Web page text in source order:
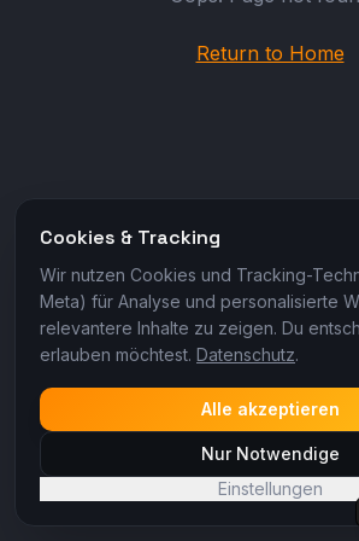
Return to Home
Cookies & Tracking
Wir nutzen Cookies und Tracking-
Meta) für Analyse und personalisierte
relevantere Inhalte zu zeigen. Du
erlauben möchtest. Datenschutz.
Alle akzeptieren
Nur Notwendige
Einstellungen